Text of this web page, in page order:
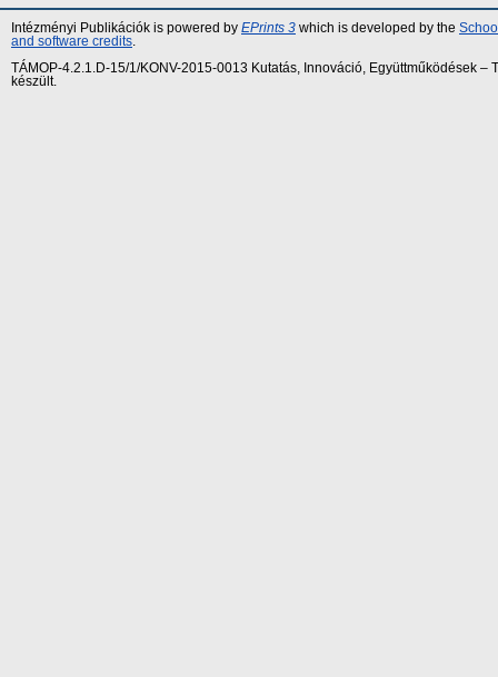
Intézményi Publikációk is powered by EPrints 3 which is developed by the
and software credits
TÁMOP-4.2.1.D-15/1/KONV-2015-0013 Kutatás, Innováció, Együttműködések
készült.